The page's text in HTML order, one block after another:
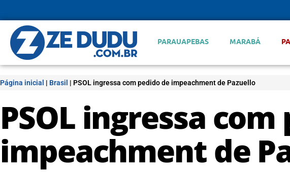
PARAUAPEBAS MARABÁ
Página inicial | Brasil | PSOL ingressa com pedido de impeachment de Pazuello
PSOL ingressa
impeachment de